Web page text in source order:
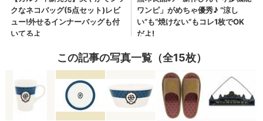
この記事の写真一覧（全15枚）